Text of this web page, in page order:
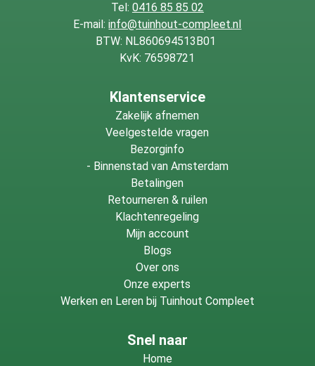
Tel: 0416 85 85 02
E-mail:info@tuinhout-compleet.nl
BTW: NL860694513B01
KvK: 76598721
Klantenservice
Zakelijk afnemen
Veelgestelde vragen
Bezorginfo
- Binnenstad van Amsterdam
Betalingen
Retourneren & ruilen
Klachtenregeling
Mijn account
Blogs
Over ons
Onze experts
Werken en Leren bij Tuinhout Compleet
Snel naar
Home